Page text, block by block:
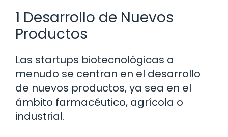
1 Desarrollo de Nuevos
Productos
Las startups biotecnológicas a
menudo se centran en el desarrollo
de nuevos productos, ya sea en el
ámbito farmacéutico, agrícola o
industrial.